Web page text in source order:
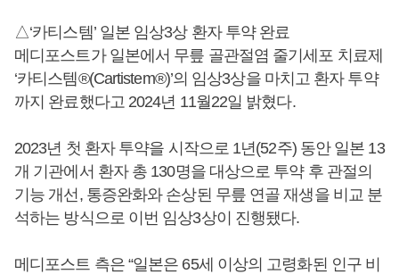
△‘카티스템’ 일본 임상3상 환자 투약 완료
메디포스트가 일본에서 무릎 골관절염 줄기세포 치료제
‘카티스템®(Cartistem®)’의 임상3상을 마치고 환자 투약
까지 완료했다고 2024년 11월22일 밝혔다.
2023년 첫 환자 투약을 시작으로 1년(52주) 동안 일본 13
개 기관에서 환자 총 130명을 대상으로 투약 후 관절의
기능 개선, 통증완화와 손상된 무릎 연골 재생을 비교 분
석하는 방식으로 이번 임상3상이 진행됐다.
메디포스트 측은 “일본은 65세 이상의 고령화된 인구 비